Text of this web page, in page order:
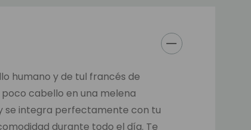
humano y de tul francés de
cabello en una melena
se integra perfectamente con tu
durante todo el día. Te